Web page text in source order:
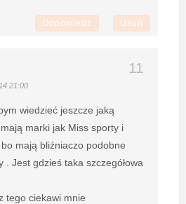
Odpowiedz Usuń
21:00
wiedzieć jeszcze jaką
marki jak Miss sporty i
mają bliźniaczo podobne
. Jest gdzieś taka szczegółowa
tego ciekawi mnie